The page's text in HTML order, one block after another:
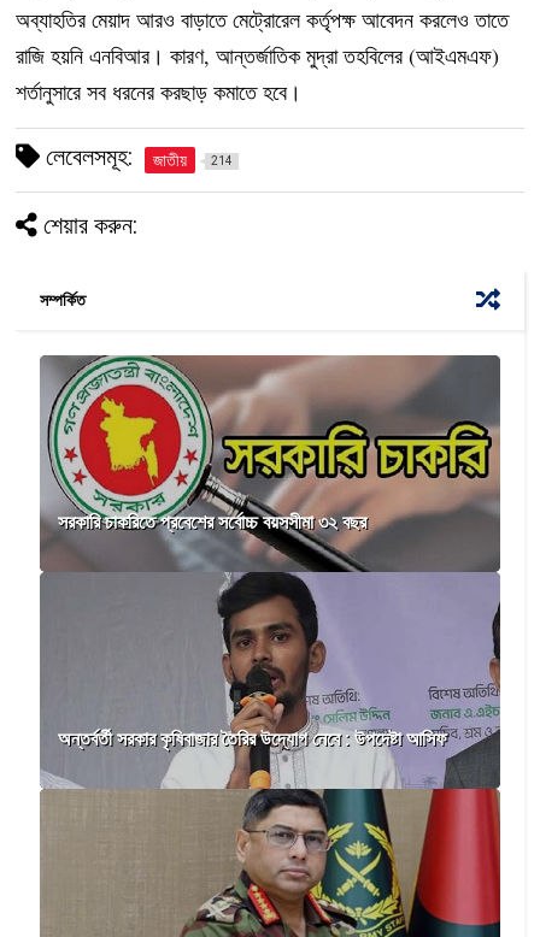
অব্যাহতির মেয়াদ আরও বাড়াতে মেট্রোরেল কর্তৃপক্ষ আবেদন করলেও তাতে
রাজি হয়নি এনবিআর। কারণ, আন্তর্জাতিক মুদ্রা তহবিলের (আইএমএফ)
শর্তানুসারে সব ধরনের করছাড় কমাতে হবে।
লেবেলসমূহ: জাতীয় 214
শেয়ার করুন:
সম্পর্কিত
সরকারি চাকরিতে প্রবেশের সর্বোচ্চ বয়সসীমা ৩২ বছর
অন্তর্বর্তী সরকার কৃষিবাজার তৈরির উদ্যোগ নেবে : উপদেষ্টা আসিফ